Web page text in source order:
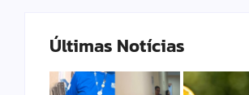
Últimas Notícias